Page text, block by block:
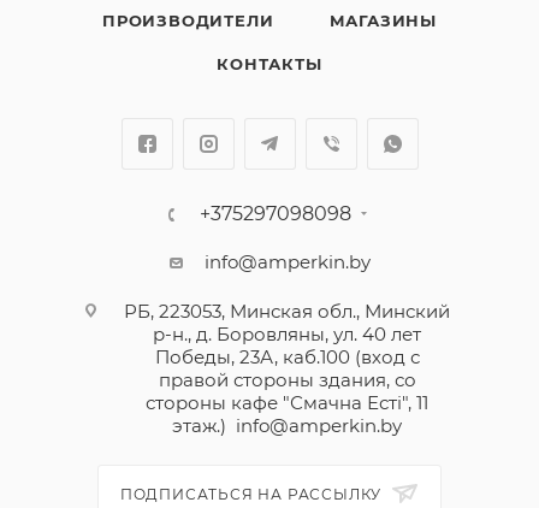
ПРОИЗВОДИТЕЛИ МАГАЗИНЫ
КОНТАКТЫ
+375297098098
info@amperkin.by
РБ, 223053, Минская обл., Минский
р-н., д. Боровляны, ул. 40 лет
Победы, 23А, каб.100 (вход с
правой стороны здания, со
стороны кафе "Смачна Естi", 11
этаж.) info@amperkin.by
ПОДПИСАТЬСЯ НА РАССЫЛКУ